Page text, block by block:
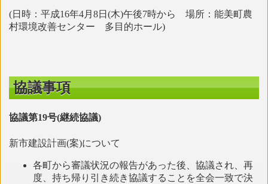
(日時：平成16年4月8日(木)午後7時から 場所：能美町農
村環境改善センター 多目的ホール)
協議事項
協議第19号(継続協議)
新市建設計画(案)について
各町から審議状況の報告があった後、協議され、再
度、持ち帰り引き続き協議することを全会一致で決